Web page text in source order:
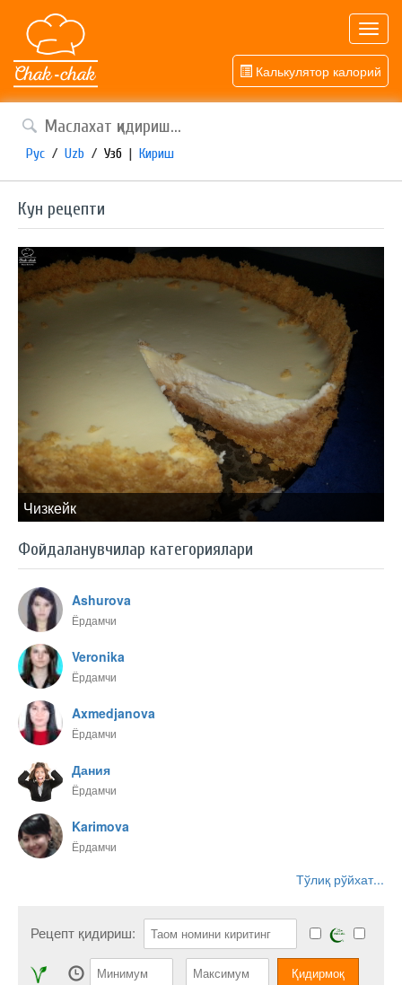
Калькулятор калорий
Рус / Uzb / Узб | Кириш
Кун рецепти
Чизкейк
Фойдаланувчилар категориялари
Ashurova
Ёрдамчи
Veronika
Ёрдамчи
Axmedjanova
Ёрдамчи
Дания
Ёрдамчи
Karimova
Ёрдамчи
Тўлиқ рўйхат...
Рецепт қидириш: